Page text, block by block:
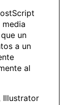
un
a un
al
Illustrator